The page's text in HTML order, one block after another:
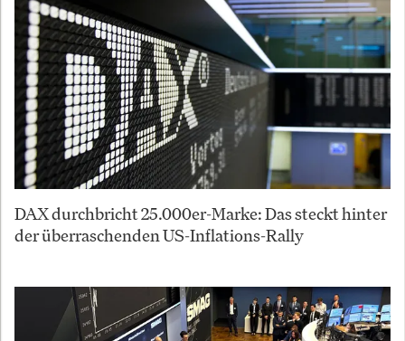
DAX durchbricht 25.000er-Marke: Das steckt hinter
der überraschenden US-Inflations-Rally